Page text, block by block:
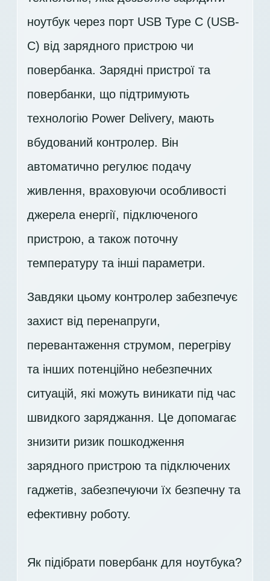
ноутбук через порт USB Type C (USB-
C) від зарядного пристрою чи
повербанка. Зарядні пристрої та
повербанки, що підтримують
технологію Power Delivery, мають
вбудований контролер. Він
автоматично регулює подачу
живлення, враховуючи особливості
джерела енергії, підключеного
пристрою, а також поточну
температуру та інші параметри.
Завдяки цьому контролер забезпечує
захист від перенапруги,
перевантаження струмом, перегріву
та інших потенційно небезпечних
ситуацій, які можуть виникати під час
швидкого заряджання. Це допомагає
знизити ризик пошкодження
зарядного пристрою та підключених
гаджетів, забезпечуючи їх безпечну та
ефективну роботу.
Як підібрати повербанк для ноутбука?